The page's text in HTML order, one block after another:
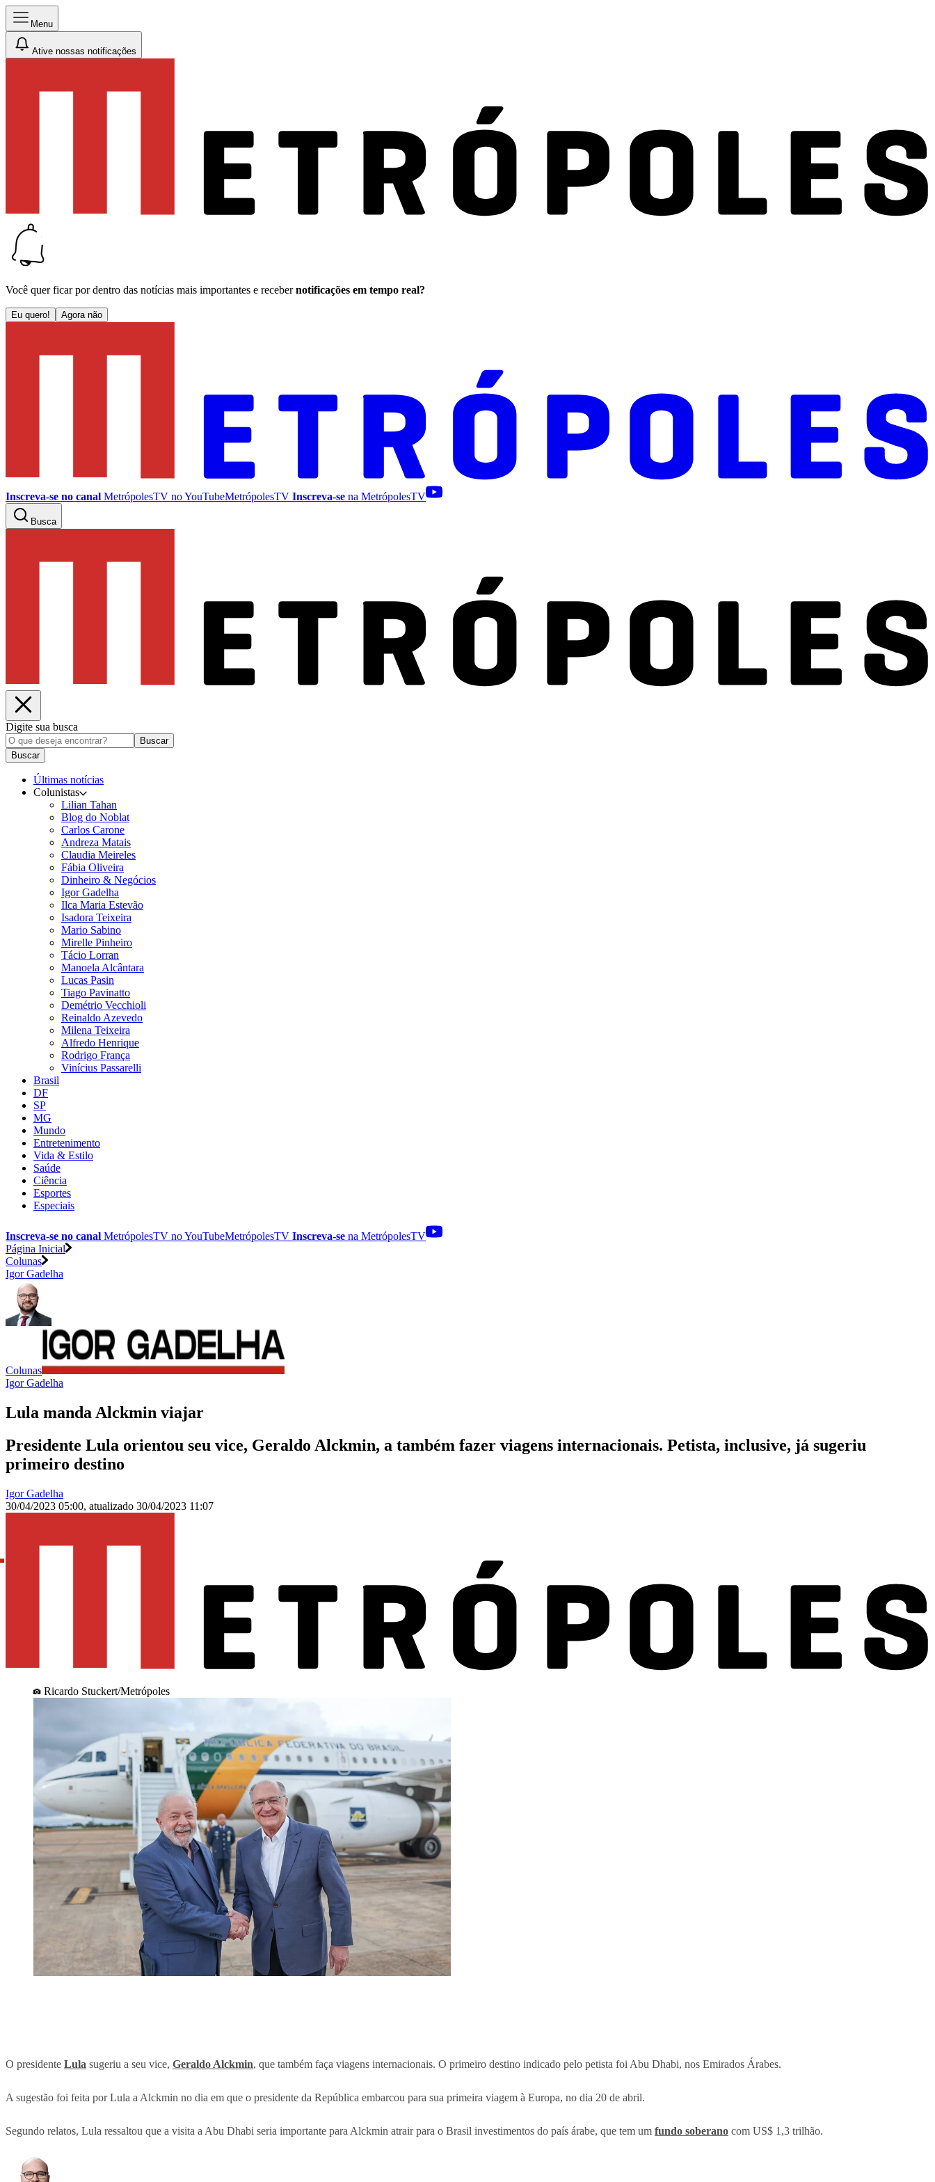
Menu
Ative nossas notificações
Você quer ficar por dentro das notícias mais importantes e receber notificações em tempo real?
Eu quero! Agora não
Inscreva-se no canal MetrópolesTV noYouTubeMetrópolesTV Inscreva-se na MetrópolesTV
Busca
Digite sua busca
Buscar
Buscar
Últimas notícias
Colunistas
Lilian Tahan
Blog do Noblat
Carlos Carone
Andreza Matais
Claudia Meireles
Fábia Oliveira
Dinheiro & Negócios
Igor Gadelha
Ilca Maria Estevão
Isadora Teixeira
Mario Sabino
Mirelle Pinheiro
Tácio Lorran
Manoela Alcântara
Lucas Pasin
Tiago Pavinatto
Demétrio Vecchioli
Reinaldo Azevedo
Milena Teixeira
Alfredo Henrique
Rodrigo França
Vinícius Passarelli
Brasil
DF
SP
MG
Mundo
Entretenimento
Vida & Estilo
Saúde
Ciência
Esportes
Especiais
Inscreva-se no canal MetrópolesTV noYouTubeMetrópolesTV Inscreva-se na MetrópolesTV
Página Inicial
Colunas
Igor Gadelha
Colunas
Igor Gadelha
Lula manda Alckmin viajar
Presidente Lula orientou seu vice, Geraldo Alckmin, a também fazer viagens internacionais. Petista, inclusive, já sugeriu
primeiro destino
Igor Gadelha
30/04/2023 05:00, atualizado 30/04/2023 11:07
Ricardo Stuckert/Metrópoles
O presidente Lula sugeriu a seu vice, Geraldo Alckmin, que também faça viagens internacionais. O primeiro destino indicado pelo petista foi Abu Dhabi, nos Emirados Árabes.
A sugestão foi feita por Lula a Alckmin no dia em que o presidente da República embarcou para sua primeira viagem à Europa, no dia 20 de abril.
Segundo relatos, Lula ressaltou que a visita a Abu Dhabi seria importante para Alckmin atrair para o Brasil investimentos do país árabe, que tem um fundo soberano com US$ 1,3 trilhão.